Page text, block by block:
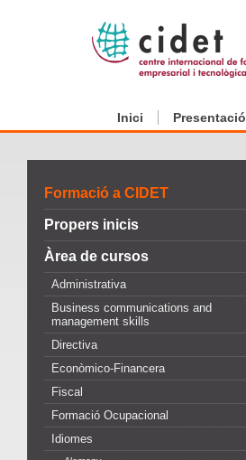
Inici Presentació
Formació a CIDET
Propers inicis
Àrea de cursos
Administrativa
Business communications and
management skills
Directiva
Econòmico-Financera
Fiscal
Formació Ocupacional
Idiomes